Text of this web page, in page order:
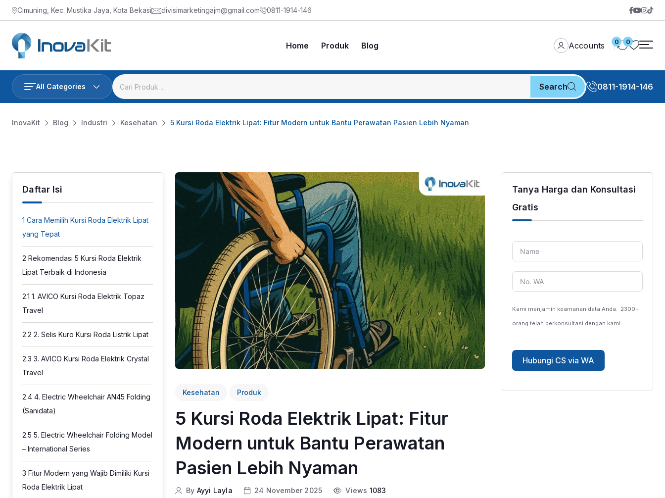
Skip
to
content
Cimuning, Kec. Mustika Jaya, Kota Bekasi divisimarketingajm@gmail.com 0811-1914-146
Home Produk Blog Accounts 0 0
All Categories Search 0811-1914-146
InovaKit Blog Industri Kesehatan 5 Kursi Roda Elektrik Lipat: Fitur Modern untuk Bantu Perawatan Pasien Lebih Nyaman
Daftar Isi
1 Cara Memilih Kursi Roda Elektrik Lipat
yang Tepat
2 Rekomendasi 5 Kursi Roda Elektrik
Lipat Terbaik di Indonesia
2.1 1. AVICO Kursi Roda Elektrik Topaz
Travel
2.2 2. Selis Kuro Kursi Roda Listrik Lipat
2.3 3. AVICO Kursi Roda Elektrik Crystal
Travel
2.4 4. Electric Wheelchair AN45 Folding
(Sanidata)
2.5 5. Electric Wheelchair Folding Model
– International Series
3 Fitur Modern yang Wajib Dimiliki Kursi
Roda Elektrik Lipat
Kesehatan Produk
5 Kursi Roda Elektrik Lipat: Fitur
Modern untuk Bantu Perawatan
Pasien Lebih Nyaman
By Ayyi Layla 24 November 2025 Views 1083
Tanya Harga dan Konsultasi
Gratis
Kami menjamin keamanan data Anda. 2300+
orang telah berkonsultasi dengan kami.
Hubungi CS via WA